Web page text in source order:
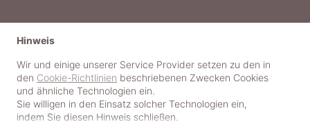
Hinweis
Wir und einige unserer Service Provider setzen zu den in
den Cookie-Richtlinien beschriebenen Zwecken Cookies
und ähnliche Technologien ein.
Sie willigen in den Einsatz solcher Technologien ein,
indem Sie diesen Hinweis schließen.